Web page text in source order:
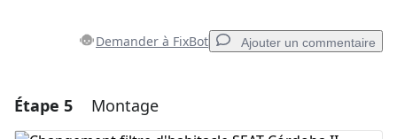
Demander à FixBot Ajouter un commentaire
Ajouter un commentaire
Étape 5 Montage